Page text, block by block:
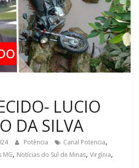
LUCIO
DA SILVA
Potência Canal Potencia,
MG, Notícias do Sul de Minas,Virgínia,